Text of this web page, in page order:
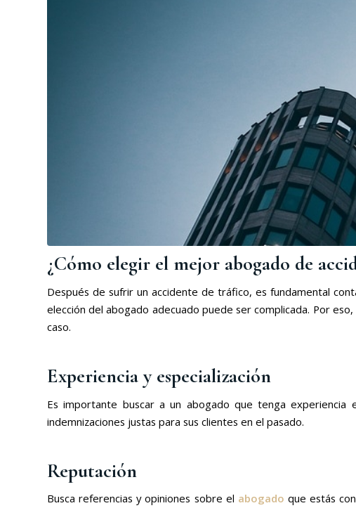
¿Cómo elegir el mejor abogado de
Después de sufrir un accidente de tráfico, es fundamental
elección del abogado adecuado puede ser complicada. Por
caso.
Experiencia y especialización
Es importante buscar a un abogado que tenga
indemnizaciones justas para sus clientes en el pasado.
Reputación
Busca referencias y opiniones sobre el abogado que estás